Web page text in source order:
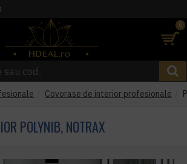
0
Covorase de interior profesionale
POLYNIB, NOTRAX